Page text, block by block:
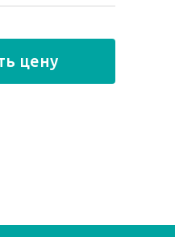
цену